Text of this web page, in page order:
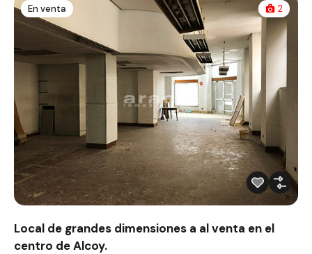
En venta 2
Local de grandes dimensiones a al venta en el
centro de Alcoy.